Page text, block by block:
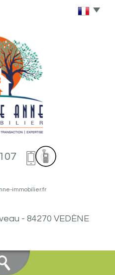
immobilier.fr
- 84270 VEDÈNE